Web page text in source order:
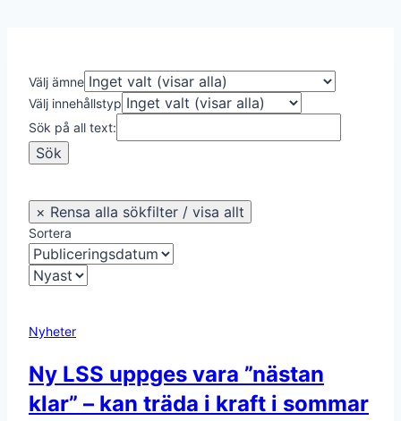
Välj ämne
Välj innehållstyp
Sök på all text:
Sortera
Nyheter
Ny LSS uppges vara ”nästan
klar” – kan träda i kraft i sommar